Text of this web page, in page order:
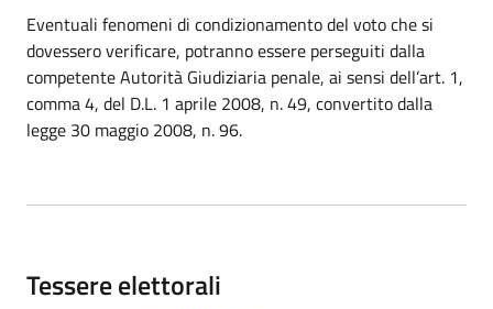
Eventuali fenomeni di condizionamento del voto che si
dovessero verificare, potranno essere perseguiti dalla
competente Autorità Giudiziaria penale, ai sensi dell’art. 1,
comma 4, del D.L. 1 aprile 2008, n. 49, convertito dalla
legge 30 maggio 2008, n. 96.
Tessere elettorali